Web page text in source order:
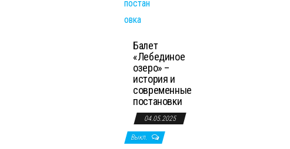
Балет
«Лебединое
озеро» –
история и
современные
постановки
04.05.2025
Выкл.